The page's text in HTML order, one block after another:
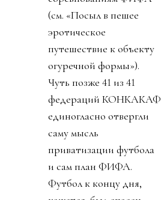
(см. «Посыл в пешее
эротическое
путешествие к объекту
огуречной формы»).
Чуть позже 41 из 41
федераций КОНКАКАФ
единогласно отвергли
саму мысль
приватизации футбола
и сам план ФИФА.
Футбол к концу дня,